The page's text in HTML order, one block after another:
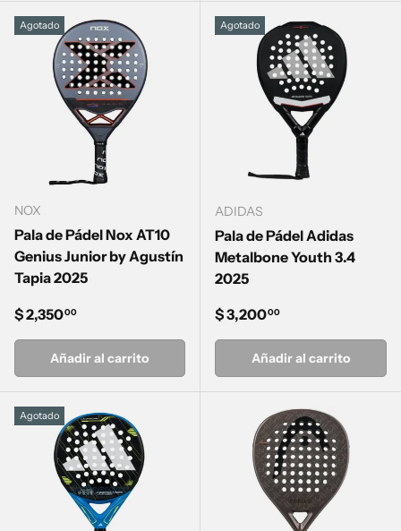
Agotado
NOX
Pala de Pádel Nox AT10
Genius Junior by Agustín
Tapia 2025
Precio normal
$ 2,35000
Añadir al carrito
Agotado
ADIDAS
Pala de Pádel Adidas
Metalbone Youth 3.4
2025
Precio normal
$ 3,20000
Añadir al carrito
Agotado